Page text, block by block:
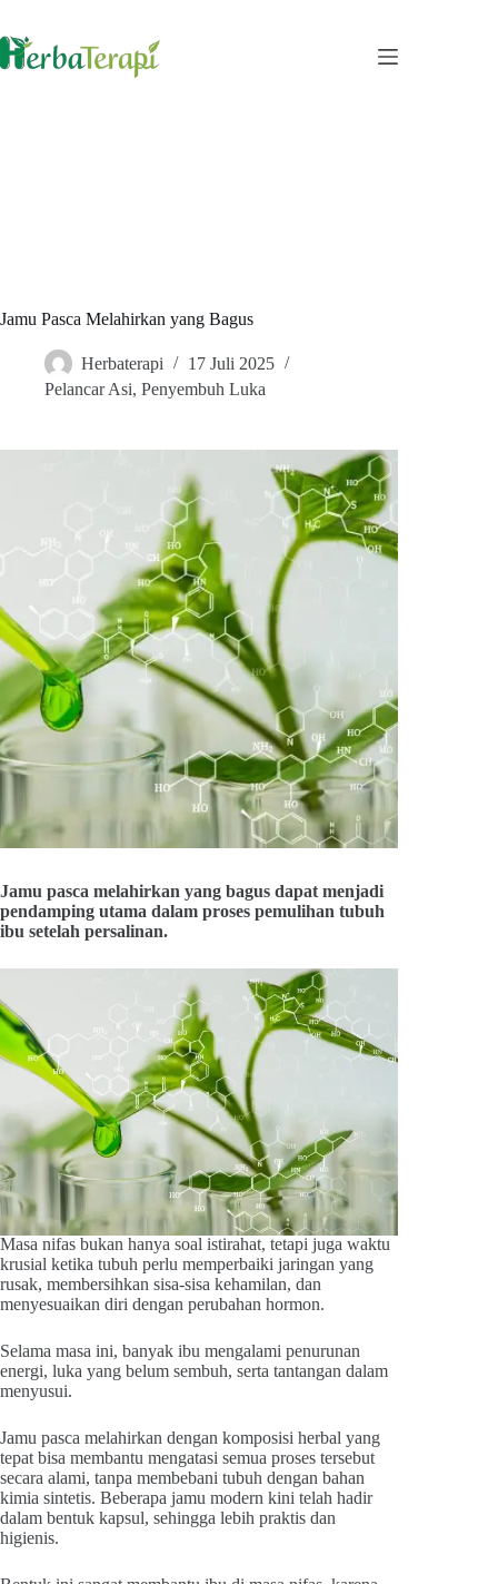
content
Jamu Pasca Melahirkan yang Bagus
Herbaterapi
17 Juli 2025
Pelancar Asi, Penyembuh Luka
Jamu pasca melahirkan yang bagus dapat menjadi
pendamping utama dalam proses pemulihan tubuh
ibu setelah persalinan.
Masa nifas bukan hanya soal istirahat, tetapi juga waktu
krusial ketika tubuh perlu memperbaiki jaringan yang
rusak, membersihkan sisa-sisa kehamilan, dan
menyesuaikan diri dengan perubahan hormon.
Selama masa ini, banyak ibu mengalami penurunan
energi, luka yang belum sembuh, serta tantangan dalam
menyusui.
Jamu pasca melahirkan dengan komposisi herbal yang
tepat bisa membantu mengatasi semua proses tersebut
secara alami, tanpa membebani tubuh dengan bahan
kimia sintetis. Beberapa jamu modern kini telah hadir
dalam bentuk kapsul, sehingga lebih praktis dan
higienis.